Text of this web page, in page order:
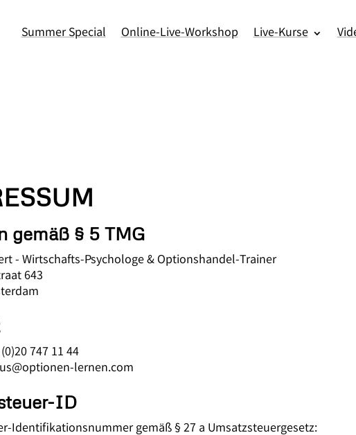
Summer Special Online-Live-Workshop Live-Kurse
gemäß § 5 TMG
- Wirtschafts-Psychologe & Optionshandel-Trainer
643
747 11 44
lernen.com
ID
Identifikationsnummer gemäß § 27 a Umsatzsteuergesetz: